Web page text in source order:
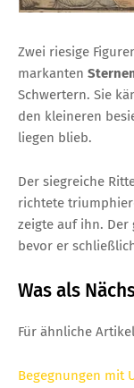
Zwei riesige
markanten
Schwertern. Sie
den kleineren
liegen blieb.
Der siegreiche
richtete
zeigte auf ihn. Der
bevor er
Was als
Für ähnliche
Begegnungen mit